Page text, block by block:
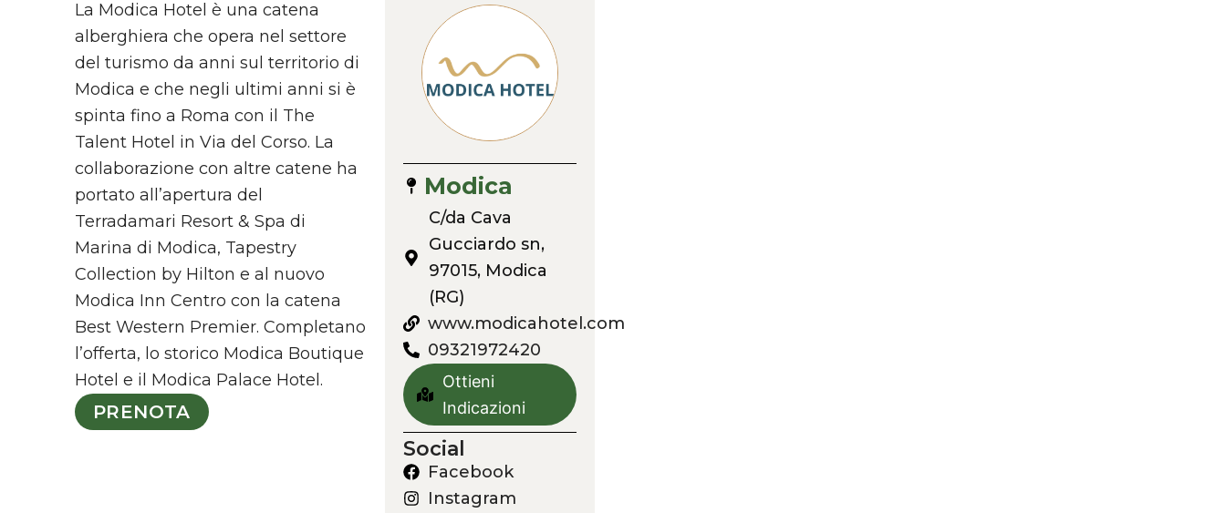
La Modica Hotel è una catena
alberghiera che opera nel settore
del turismo da anni sul territorio di
Modica e che negli ultimi anni si è
spinta fino a Roma con il The
Talent Hotel in Via del Corso. La
collaborazione con altre catene ha
portato all’apertura del
Terradamari Resort & Spa di
Marina di Modica, Tapestry
Collection by Hilton e al nuovo
Modica Inn Centro con la catena
Best Western Premier. Completano
l’offerta, lo storico Modica Boutique
Hotel e il Modica Palace Hotel.
PRENOTA
Modica
C/da Cava
Gucciardo sn,
97015, Modica
(RG)
www.modicahotel.com
09321972420
Ottieni
Indicazioni
Social
Facebook
Instagram